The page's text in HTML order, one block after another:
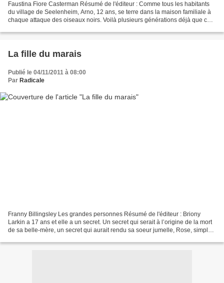
Faustina Fiore Casterman Résumé de l'éditeur : Comme tous les habitants
du village de Seelenheim, Arno, 12 ans, se terre dans la maison familiale à
chaque attaque des oiseaux noirs. Voilà plusieurs générations déjà que ces
La fille du marais
Publié le 04/11/2011 à 08:00
Par Radicale
Franny Billingsley Les grandes personnes Résumé de l'éditeur : Briony
Larkin a 17 ans et elle a un secret. Un secret qui serait à l’origine de la mort
de sa belle-mère, un secret qui aurait rendu sa soeur jumelle, Rose, simple